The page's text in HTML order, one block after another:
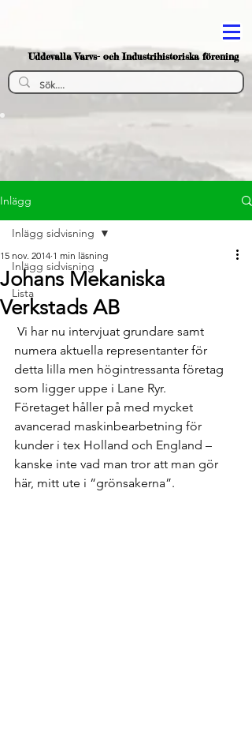
Uddevalla Varvs- och Industrihistoriska förening
Inlägg
Inlägg sidvisning
Lista
Inlägg sidvisning
Johans Mekaniska
Verkstads AB
15 nov. 2014 1 min läsning
numera aktuella representanter för
detta lilla men högintressanta företag
som ligger uppe i Lane Ryr.
Företaget håller på med mycket
avancerad maskinbearbetning för
kunder i tex Holland och England –
kanske inte vad man tror att man gör
här, mitt ute i “grönsakerna”.